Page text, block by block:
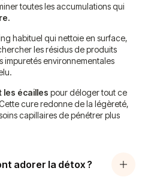
toutes les accumulations qui
habituel qui nettoie en surface,
les résidus de produits
impuretés environnementales
les écailles pour déloger tout ce
cure redonne de la légèreté,
capillaires de pénétrer plus
adorer la détox ?